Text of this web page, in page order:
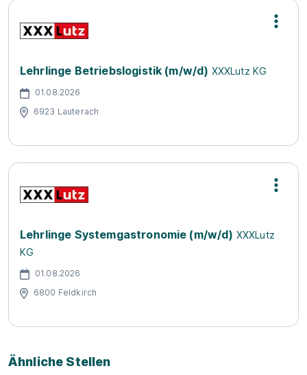
Lehrlinge Betriebslogistik (m/w/d) XXXLutz KG
01.08.2026
6923 Lauterach
Lehrlinge Systemgastronomie (m/w/d) XXXLutz
KG
01.08.2026
6800 Feldkirch
Ähnliche Stellen